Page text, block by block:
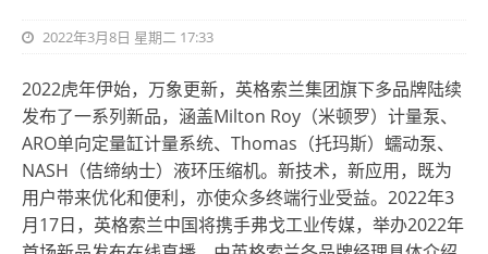
2022年3月8日 星期二 17:33
2022虎年伊始，万象更新，英格索兰集团旗下多品牌陆续
发布了一系列新品，涵盖Milton Roy（米顿罗）计量泵、
ARO单向定量缸计量系统、Thomas（托玛斯）蠕动泵、
NASH（佶缔纳士）液环压缩机。新技术，新应用，既为
用户带来优化和便利，亦使众多终端行业受益。2022年3
月17日，英格索兰中国将携手弗戈工业传媒，举办2022年